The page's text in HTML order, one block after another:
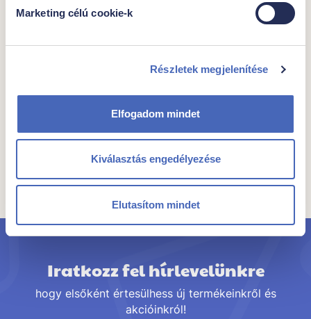
Marketing célú cookie-k
Részletek megjelenítése
Elfogadom mindet
Kiválasztás engedélyezése
Elutasítom mindet
Összes termék a kategóriában
Iratkozz fel hírlevelünkre
hogy elsőként értesülhess új termékeinkről és
akcióinkról!